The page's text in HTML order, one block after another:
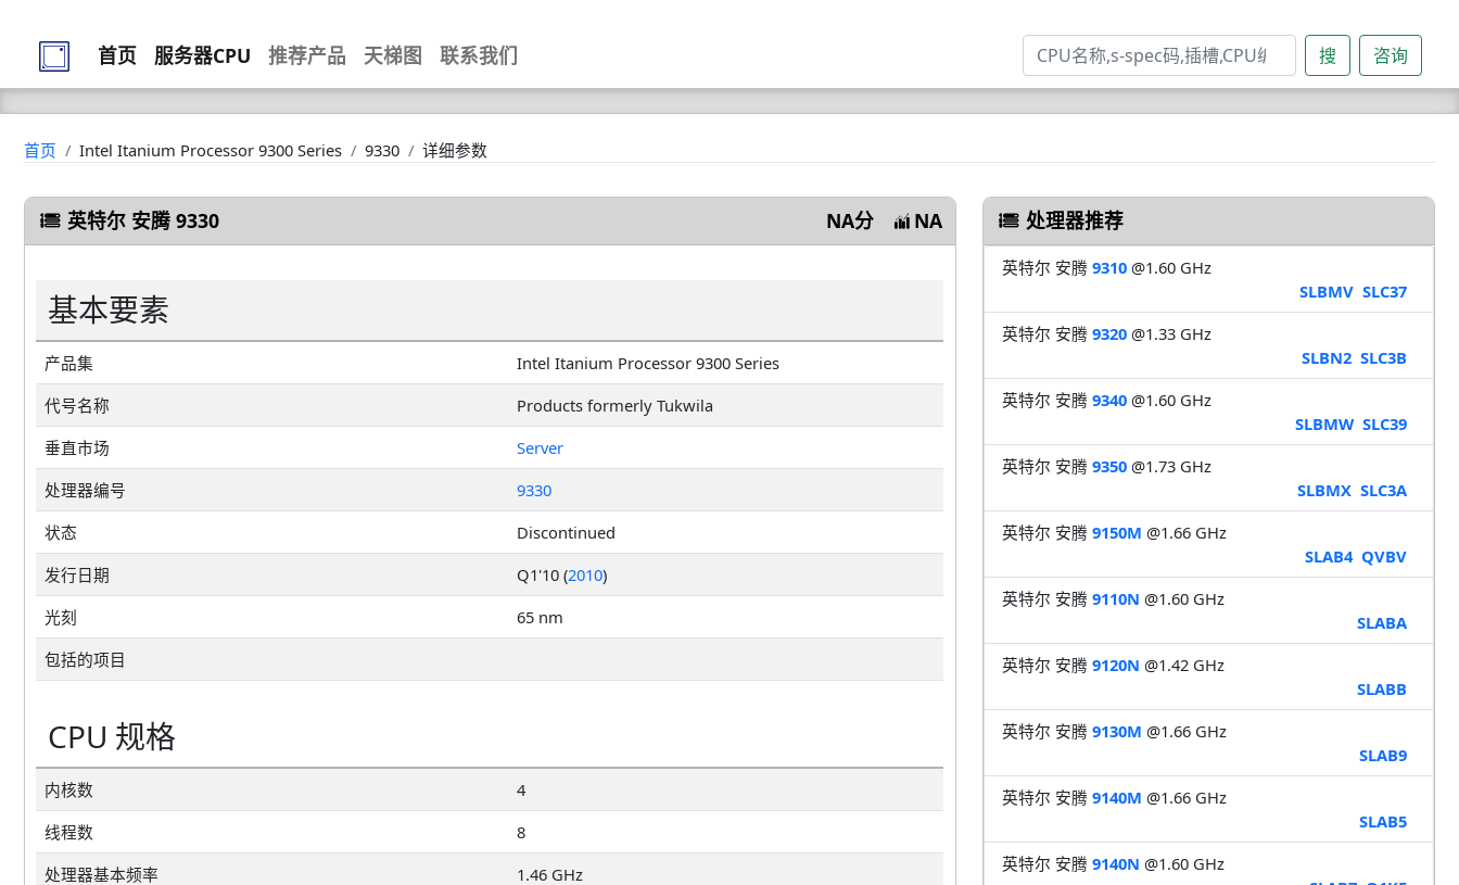
首页 服务器CPU 推荐产品 天梯图 联系我们 搜 咨询
首页 Intel Itanium Processor 9300 Series 9330 详细参数
英特尔 安腾 9330 NA分 NA
基本要素
产品集
Intel Itanium Processor 9300 Series
代号名称
Products formerly Tukwila
垂直市场
Server
处理器编号
9330
状态
Discontinued
发行日期
Q1'10 (2010)
光刻
65 nm
包括的项目
CPU 规格
内核数
4
线程数
8
处理器基本频率
1.46 GHz
处理器推荐
英特尔 安腾 9310@1.60 GHz
SLBMV SLC37
英特尔 安腾 9320@1.33 GHz
SLBN2 SLC3B
英特尔 安腾 9340@1.60 GHz
SLBMW SLC39
英特尔 安腾 9350@1.73 GHz
SLBMX SLC3A
英特尔 安腾 9150M @1.66 GHz
SLAB4 QVBV
英特尔 安腾 9110N @1.60 GHz
SLABA
英特尔 安腾 9120N @1.42 GHz
SLABB
英特尔 安腾 9130M @1.66 GHz
SLAB9
英特尔 安腾 9140M @1.66 GHz
SLAB5
英特尔 安腾 9140N @1.60 GHz